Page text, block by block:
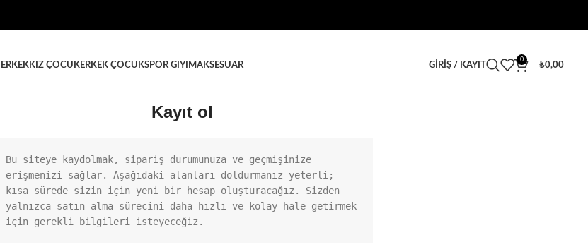
ERKEK KIZ ÇOCUK ERKEK ÇOCUKSPOR GIYIMAKSESUAR GIRIŞ / KAYIT
0
₺0,00
Kayıt ol
Bu siteye kaydolmak, sipariş durumunuza ve geçmişinize
erişmenizi sağlar. Aşağıdaki alanları doldurmanız yeterli;
kısa sürede sizin için yeni bir hesap oluşturacağız. Sizden
yalnızca satın alma sürecini daha hızlı ve kolay hale getirmek
için gerekli bilgileri isteyeceğiz.